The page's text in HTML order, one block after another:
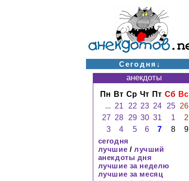
Сегодня↓
анекдоты
Пн Вт Ср Чт Пт Сб Вс
... 21 22 23 24 25
26
27 28 29 30 31 1
2
3
4 5 6 7 8
9
сегодня
лучшие / лучший
анекдоты дня
лучшие за неделю
лучшие за месяц